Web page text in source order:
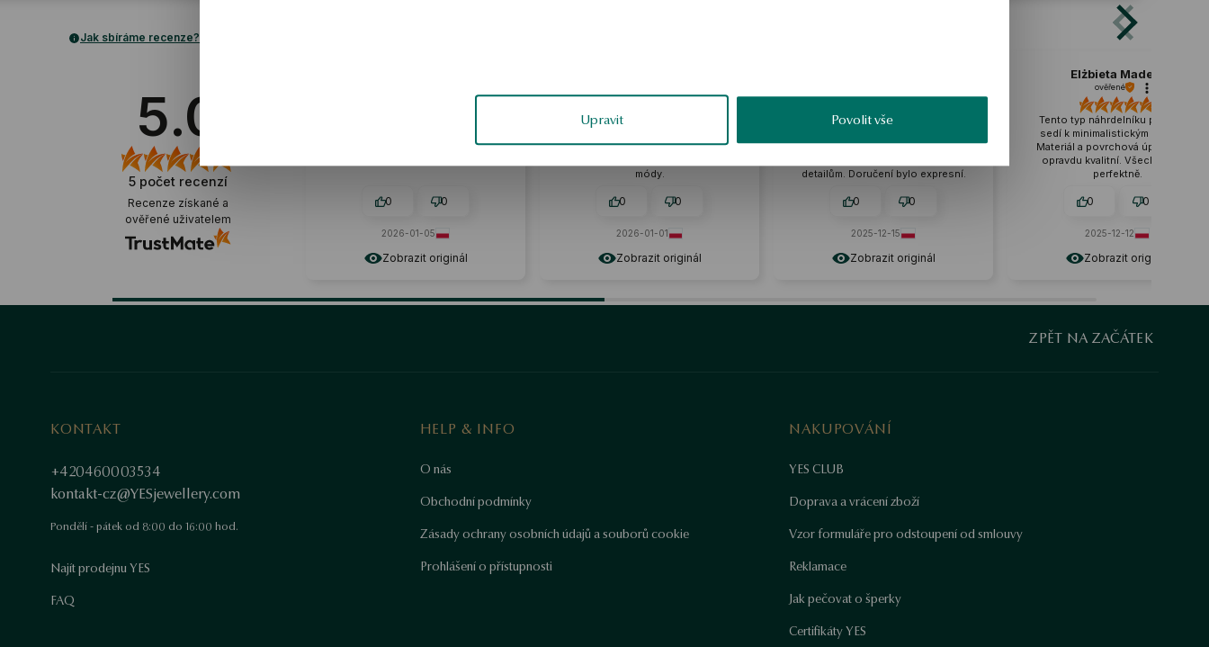
Upravit Povolit vše
Jak sbíráme recenze?
5.0
5 počet recenzí
Recenze získané a
ověřené uživatelem
Zobrazit originál
Náhrdelník má nadčasový design,
0 0
2026-01-05
Zobrazit originál
Vypadá to odolně, materiál neztrácí
stoprocentně spokojený. Klasická
módy.
0 0
2026-01-01
Zobrazit originál
Náhrdelník vypadá lehce, ale
líbí. Zpracování je extrémně
detailům. Doručení bylo expresní.
0 0
2025-12-15
Zobrazit originál
Elżbieta Madeła
ověřené
Tento typ náhrdelníku perfektně
sedí k minimalistickým outfitům.
Materiál a povrchová úprava jsou
opravdu kvalitní. Všechno sedí
perfektně.
0 0
2025-12-12
ZPĚT NA ZAČÁTEK
KONTAKT
+420460003534
kontakt-cz@YESjewellery.com
Pondělí - pátek od 8:00 do 16:00 hod.
Najít prodejnu YES
FAQ
HELP & INFO
O nás
Obchodní podmínky
Zásady ochrany osobních údajů a souborů cookie
Prohlášení o přístupnosti
NAKUPOVÁNÍ
YES CLUB
Doprava a vrácení zboží
Vzor formuláře pro odstoupení od smlouvy
Reklamace
Jak pečovat o šperky
Certifikáty YES